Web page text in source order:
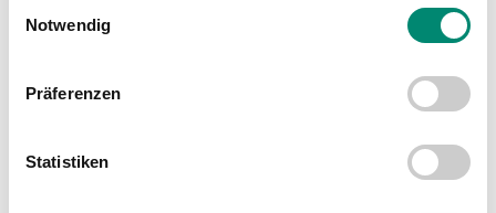
Trigger Symbol ändern oder widerrufen
Erfahren Sie mehr darüber, wie Ihre persönlichen Daten
verarbeitet werden, und legen Sie Ihre Präferenzen im
Wir verwenden Cookies, um Inhalte und Anzeigen zu
Notwendig
Präferenzen
Statistiken